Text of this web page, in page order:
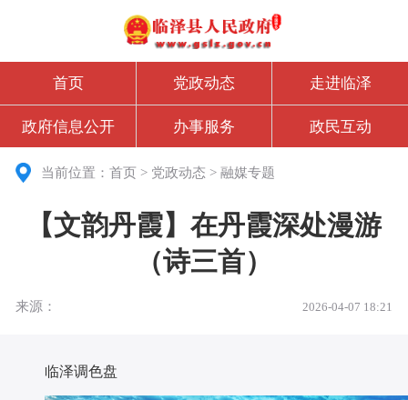
首页 党政动态 走进临泽
政府信息公开 办事服务 政民互动
当前位置：首页 > 党政动态 >融媒专题
【文韵丹霞】在丹霞深处漫游
（诗三首）
来源： 2026-04-07 18:21
临泽调色盘